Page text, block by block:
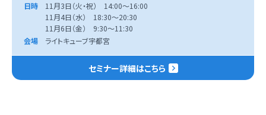
日時
11月3日（火・祝） 14:00～16:00
11月4日（水） 18:30～20:30
11月6日（金） 9:30～11:30
会場
ライトキューブ宇都宮
セミナー詳細はこちら